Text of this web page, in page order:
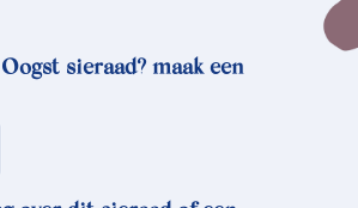
sieraad? maak een